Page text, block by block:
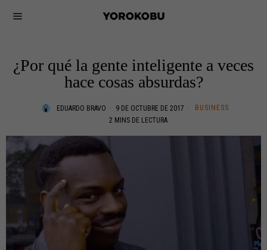
¿Por qué la gente inteligente a veces
hace cosas absurdas?
EDUARDO BRAVO 9 DE OCTUBRE DE 2017
BUSINESS
2 MINS DE LECTURA